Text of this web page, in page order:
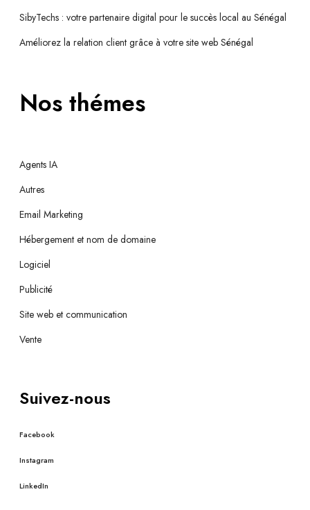
SibyTechs : votre partenaire digital pour le succès local au Sénégal
Améliorez la relation client grâce à votre site web Sénégal
Nos thémes
Agents IA
Autres
Email Marketing
Hébergement et nom de domaine
Logiciel
Publicité
Site web et communication
Vente
Suivez-nous
Facebook
Instagram
LinkedIn